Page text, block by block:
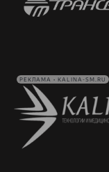
РЕКЛАМА • KALINA-SM.RU